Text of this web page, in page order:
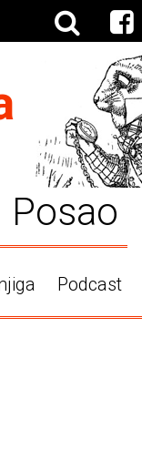
Posao
Podcast